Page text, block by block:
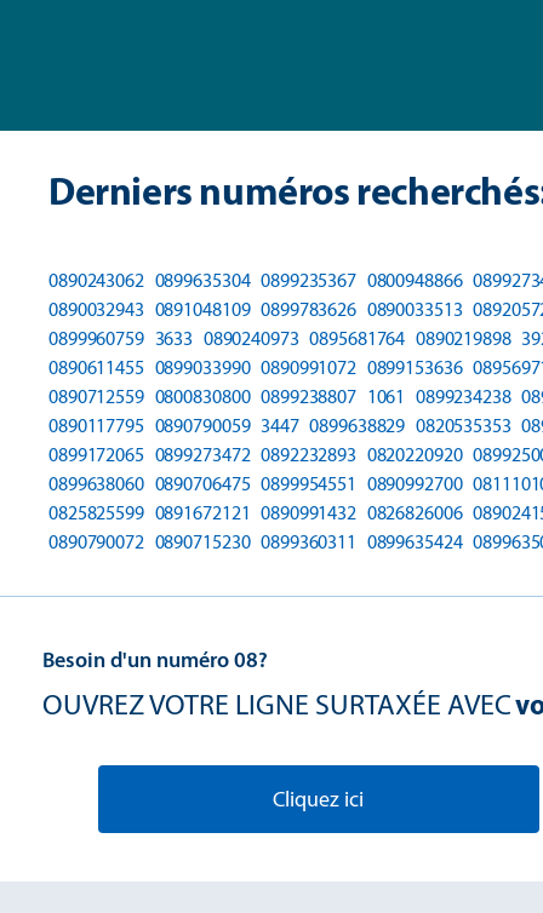
Derniers numéros
0890243062 0899635304 0899235367 0800948866
0890032943 0891048109 0899783626 0890033513
0899960759 3633 0890240973 0895681764 0890219898
0890611455 0899033990 0890991072 0899153636
0890712559 0800830800 0899238807 1061 0899234238
0890117795 0890790059 3447 0899638829 0820535353
0899172065 0899273472 0892232893 0820220920
0899638060 0890706475 0899954551 0890992700
0825825599 0891672121 0890991432 0826826006
0890790072 0890715230 0899360311 0899635424
Besoin d'un numéro 08?
OUVREZ VOTRE LIGNE SURTAXÉE AVEC
Cliquez ici